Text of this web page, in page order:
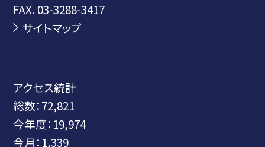
FAX. 03-3288-3417
サイトマップ
アクセス統計
総数：72,821
今年度： 19,974
今月： 1,339